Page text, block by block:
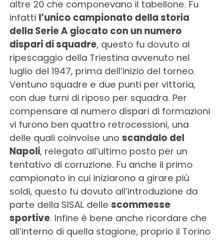
altre 20 che componevano il tabellone. Fu
infatti l’unico campionato della storia
della Serie A giocato con un numero
dispari di squadre, questo fu dovuto al
ripescaggio della Triestina avvenuto nel
luglio del 1947, prima dell’inizio del torneo.
Ventuno squadre e due punti per vittoria,
con due turni di riposo per squadra. Per
compensare al numero dispari di formazioni
vi furono ben quattro retrocessioni, una
delle quali coinvolse uno scandalo del
Napoli, relegato all’ultimo posto per un
tentativo di corruzione. Fu anche il primo
campionato in cui iniziarono a girare più
soldi, questo fu dovuto all’introduzione da
parte della SISAL delle scommesse
sportive. Infine è bene anche ricordare che
all’interno di quella stagione, proprio il Torino